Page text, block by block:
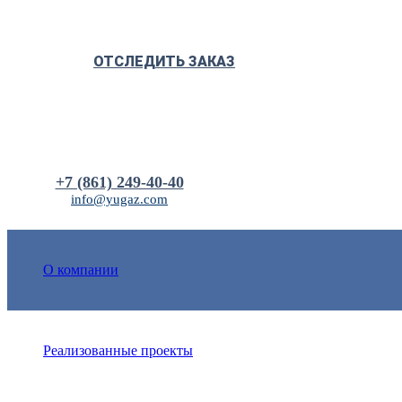
ОТСЛЕДИТЬ ЗАКАЗ
+7 (861) 249-40-40
info@yugaz.com
О компании
Реализованные проекты